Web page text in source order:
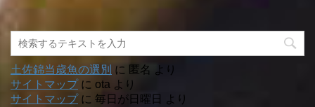
土佐錦当歳魚の選別 に 匿名 より
サイトマップに ota より
サイトマップに 毎日が日曜日
より